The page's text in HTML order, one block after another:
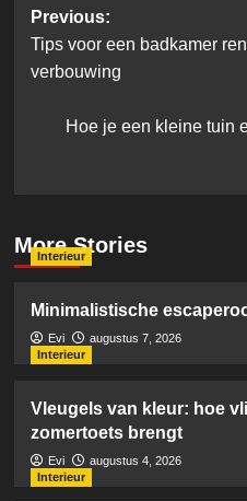
Post
navigation
Previous:
Tips voor een badkamer
verbouwing
Hoe je een kleine tuin
More Stories
Interieur
Minimalistische
Evi
augustus 7, 2026
Interieur
Vleugels van kleur: hoe
zomertoets brengt
Evi
augustus 4, 2026
Interieur